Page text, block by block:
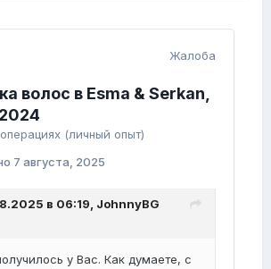
Жалоба
волос в Esma & Serkan,
(личный опыт)
7 августа, 2025
в 06:19, JohnnyBG
у Вас. Как думаете, с